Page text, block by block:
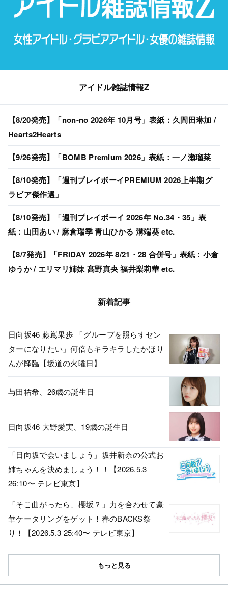
アイドル雑誌情報Z
【8/20発売】「non-no 2026年 10月号」表紙：久間田琳加 /
Hearts2Hearts
【9/26発売】「BOMB Premium 2026」表紙：一ノ瀬瑠菜
【8/10発売】「週刊プレイボーイPREMIUM 2026上半期グ
ラビア傑作選」
【8/10発売】「週刊プレイボーイ 2026年 No.34・35」表
紙：山田あい / 麻倉瑞季 青山ひかる 溝端葵 etc.
【8/7発売】「FRIDAY 2026年 8/21・28 合併号」表紙：小倉
ゆうか / エリマリ姉妹 髙野真央 福井梨莉華 etc.
新着記事
日向坂46 藤嶌果歩 「グループを照らすセン
ターになりたい」何倍もキラキラしたかほり
んが降臨【坂道の火曜日】
与田祐希、26歳の誕生日
日向坂46 大野愛実、19歳の誕生日
「日向坂で会いましょう」坂井新奈の公式お
姉ちゃんを決めましょう！！【2026.5.3
26:10〜 テレビ東京】
「そこ曲がったら、櫻坂？」力を合わせて豪
華ケータリングをゲット！春のBACKS祭
り！【2026.5.3 25:40〜 テレビ東京】
もっと見る